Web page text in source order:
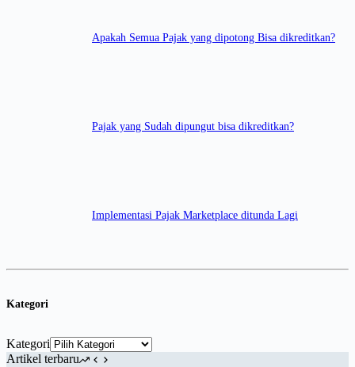
Apakah Semua Pajak yang dipotong Bisa dikreditkan?
Pajak yang Sudah dipungut bisa dikreditkan?
Implementasi Pajak Marketplace ditunda Lagi
Kategori
Kategori
Artikel terbaru